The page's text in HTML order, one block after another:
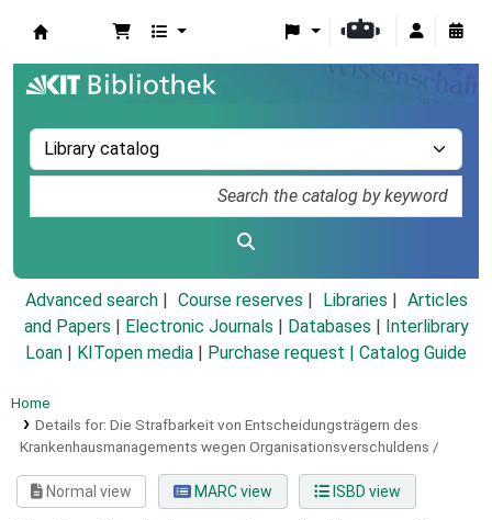
Advanced search Course reserves Libraries
Articles
and Papers
Electronic Journals Databases
Interlibrary
Loan
KITopen media Purchase request | Catalog Guide
Home
Details for: Die Strafbarkeit von Entscheidungsträgern des
Krankenhausmanagements wegen Organisationsverschuldens /
Normal view MARC view ISBD view